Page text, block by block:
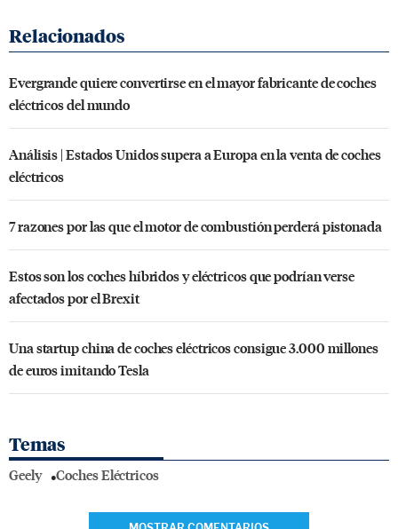
Evergrande quiere convertirse en el mayor fabricante de coches
eléctricos del mundo
Análisis | Estados Unidos supera a Europa en la venta de coches
eléctricos
7 razones por las que el motor de combustión perderá pistonada
Estos son los coches híbridos y eléctricos que podrían verse
afectados por el Brexit
Una startup china de coches eléctricos consigue 3.000 millones
de euros imitando Tesla
Temas
Geely Coches Eléctricos